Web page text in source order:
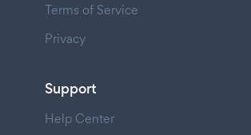
Terms of Service
Privacy
Support
Help Center